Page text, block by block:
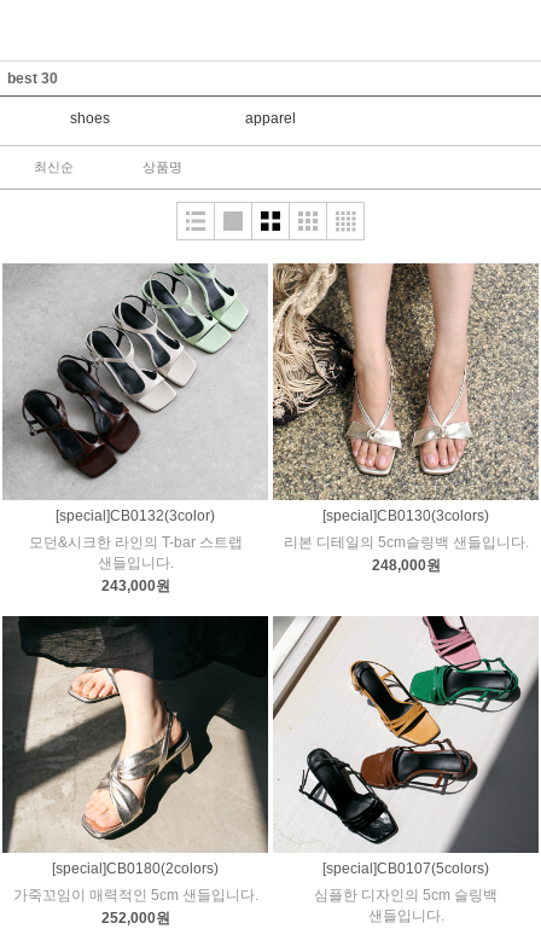
best 30
shoes apparel
최신순 상품명
[special]CB0132(3color)
모던&시크한 라인의 T-bar 스트랩
샌들입니다.
243,000원
[special]CB0130(3colors)
리본 디테일의 5cm슬링백 샌들입니다.
248,000원
[special]CB0180(2colors)
가죽꼬임이 매력적인 5cm 샌들입니다.
252,000원
[special]CB0107(5colors)
심플한 디자인의 5cm 슬링백
샌들입니다.